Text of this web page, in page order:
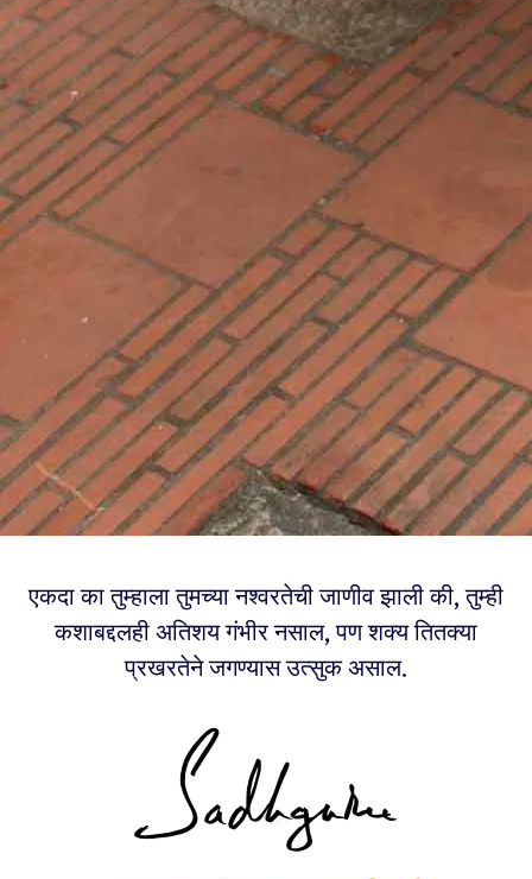
एकदा का तुम्हाला तुमच्या नश्वरतेची जाणीव झाली की, तुम्ही
कशाबद्दलही अतिशय गंभीर नसाल, पण शक्य तितक्या
प्रखरतेने जगण्यास उत्सुक असाल.